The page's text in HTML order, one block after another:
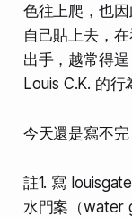
色往上爬，也
自己貼上去，
出手，越常得
Louis C.K. 的行
今天還是寫不完
註1. 寫
水門案（water